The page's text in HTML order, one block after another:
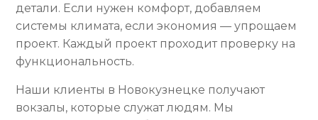
детали. Если нужен комфорт, добавляем
системы климата, если экономия — упрощаем
проект. Каждый проект проходит проверку на
функциональность.
Наши клиенты в Новокузнецке получают
вокзалы, которые служат людям. Мы